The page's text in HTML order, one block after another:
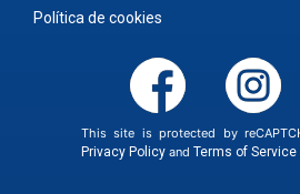
Política de cookies
This site is protected by
Privacy Policyand Terms of Service